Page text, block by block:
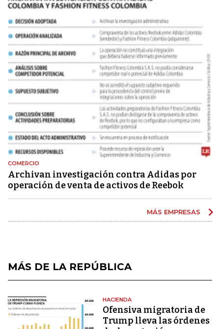
COMERCIO
Archivan investigación contra Adidas por
operación de venta de activos de Reebok
MÁS EMPRESAS
MÁS DE LA REPÚBLICA
HACIENDA
Ofensiva migratoria de
Trump lleva las órdenes